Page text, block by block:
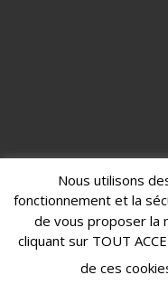
Nous utilisons
fonctionnement et la
de vous proposer la
cliquant sur TOUT
de ces